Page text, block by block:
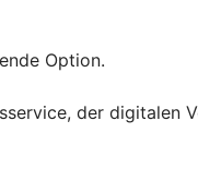
Option.
der digitalen